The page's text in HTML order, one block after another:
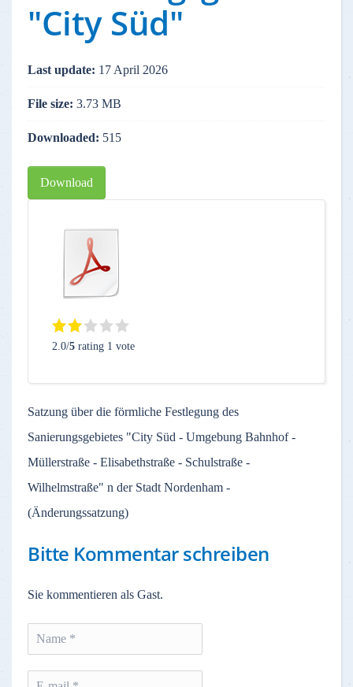
"City Süd"
Last update: 17 April 2026
File size: 3.73 MB
Downloaded: 515
Download
2.0/5 rating 1 vote
Satzung über die förmliche Festlegung des
Sanierungsgebietes "City Süd - Umgebung Bahnhof -
Müllerstraße - Elisabethstraße - Schulstraße -
Wilhelmstraße" n der Stadt Nordenham -
(Änderungssatzung)
Bitte Kommentar schreiben
Sie kommentieren als Gast.